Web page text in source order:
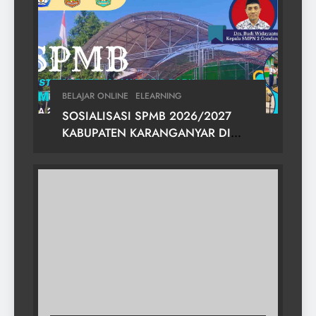
BELAJAR ONLINE ELEARNING
SOSIALISASI SPMB 2026/2027
KABUPATEN KARANGANYAR DI